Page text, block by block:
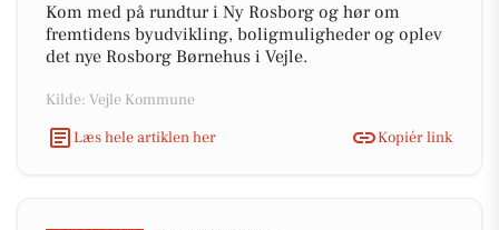
Kom med på rundtur i Ny Rosborg og hør om
fremtidens byudvikling, boligmuligheder og oplev
det nye Rosborg Børnehus i Vejle.
Kilde: Vejle Kommune
Læs hele artiklen her
Kopiér link